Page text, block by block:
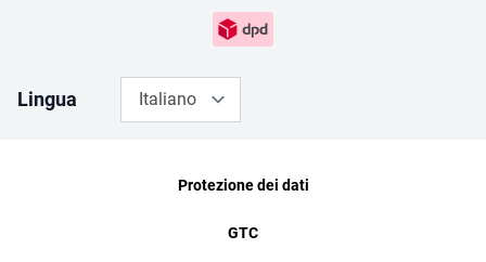
Lingua Italiano
Protezione dei dati
GTC